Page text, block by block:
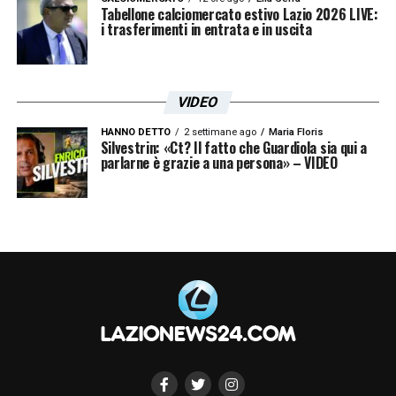
sono mai 40. Però ripeto, quest’anno il clima
di scarsa serenità ha contribuito ai pasticci
sul campo che abbiamo visto
LEGGI L’INTERVISTA INTEGRALE DI LUCA
MOMBLANO SU CALCIONEWS24
Tabellone calciomercato estivo Lazio 2026 LIVE:
i trasferimenti in entrata e in uscita
VIDEO
HANNO DETTO 2 settimane ago Maria Floris
Silvestrin: «Ct? Il fatto che Guardiola sia qui a
parlarne è grazie a una persona» – VIDEO